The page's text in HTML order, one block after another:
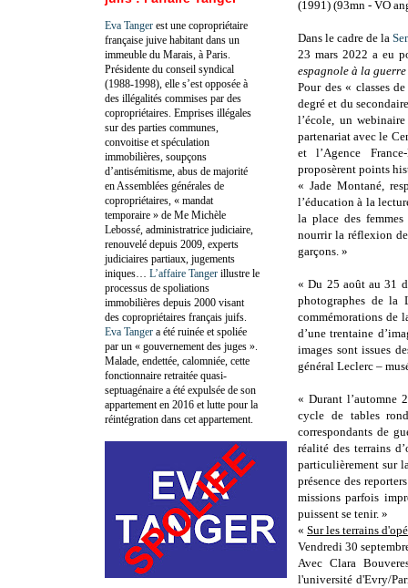
(1991) (93mn - VO
Dans le cadre de la
23 mars 2022 a eu
espagnole à la
Pour des « classes
degré et du
l’école, un
partenariat avec le
et l’Agence
proposèrent points
« Jade Montané,
l’éducation à la
la place des
nourrir la réflexion
garçons. »
« Du 25 août au 31
photographes de la
commémorations de
d’une trentaine
images sont issues
général Leclerc –
« Durant l’automne
cycle de tables
correspondants de
réalité des terrains
particulièrement sur
présence des
missions parfois
puissent se tenir. »
« Sur les terrains
Vendredi 30
Avec Clara
l'université d'Evry/
Eva Tanger est une copropriétaire
française juive habitant dans un
immeuble du Marais, à Paris.
Présidente du conseil syndical
(1988-1998), elle s’est opposée à
des illégalités commises par des
copropriétaires. Emprises illégales
sur des parties communes,
convoitise et spéculation
immobilières, soupçons
d’antisémitisme, abus de majorité
en Assemblées générales de
copropriétaires, « mandat
temporaire » de Me Michèle
Lebossé, administratrice judiciaire,
renouvelé depuis 2009, experts
judiciaires partiaux, jugements
iniques… L’affaire Tanger illustre le
processus de spoliations
immobilières depuis 2000 visant
des copropriétaires français juifs.
Eva Tanger a été ruinée et spoliée
par un « gouvernement des juges ».
Malade, endettée, calomniée, cette
fonctionnaire retraitée quasi-
septuagénaire a été expulsée de son
appartement en 2016 et lutte pour la
réintégration dans cet appartement.